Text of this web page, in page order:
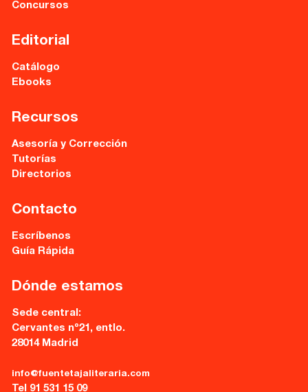
Concursos
Editorial
Catálogo
Ebooks
Recursos
Asesoría y Corrección
Tutorías
Directorios
Contacto
Escríbenos
Guía Rápida
Dónde estamos
Sede central:
Cervantes nº21, entlo.
28014 Madrid
info@fuentetajaliteraria.com
Tel 91 531 15 09